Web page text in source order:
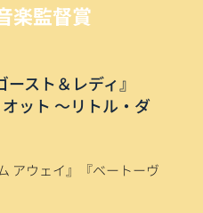
楽監督賞
スト＆レディ』
オット ～リトル・ダ
アウェイ』『ベートーヴ